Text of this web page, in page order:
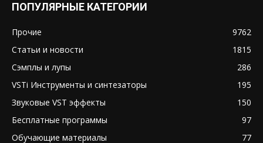
ПОПУЛЯРНЫЕ КАТЕГОРИИ
Прочие
9762
Статьи и новости
1815
Сэмплы и лупы
286
VSTi Инструменты и синтезаторы
195
Звуковые VST эффекты
150
Бесплатные программы
97
Обучающие материалы
77